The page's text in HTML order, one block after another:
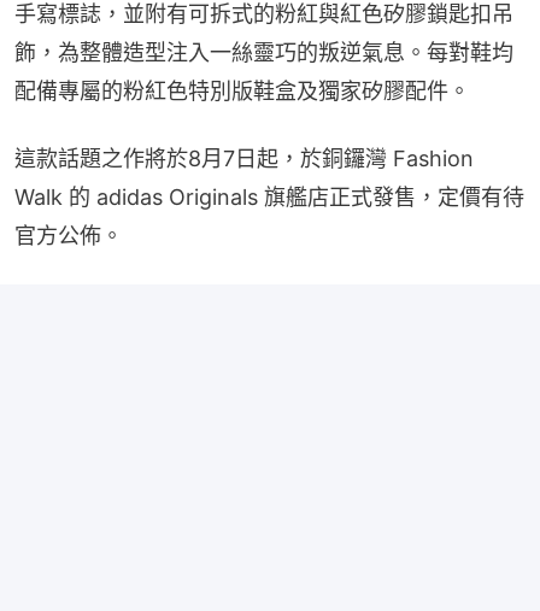
手寫標誌，並附有可拆式的粉紅與紅色矽膠鎖匙扣吊
飾，為整體造型注入一絲靈巧的叛逆氣息。每對鞋均
配備專屬的粉紅色特別版鞋盒及獨家矽膠配件。
這款話題之作將於8月7日起，於銅鑼灣 Fashion
Walk 的 adidas Originals 旗艦店正式發售，定價有待
官方公佈。